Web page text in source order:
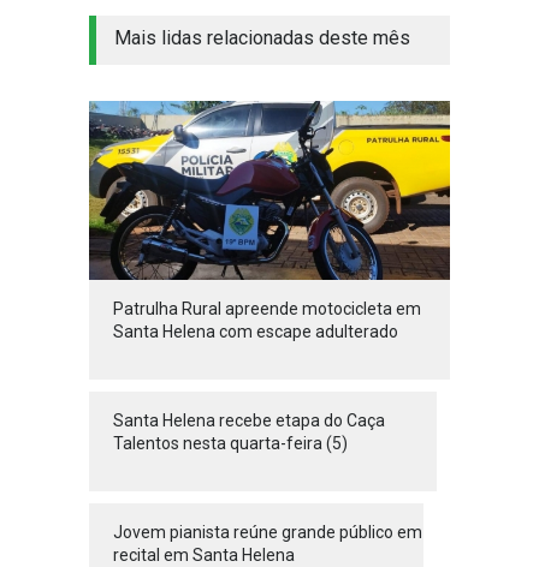
Mais lidas relacionadas deste mês
Patrulha Rural apreende motocicleta em
Santa Helena com escape adulterado
Santa Helena recebe etapa do Caça
Talentos nesta quarta-feira (5)
Jovem pianista reúne grande público em
recital em Santa Helena